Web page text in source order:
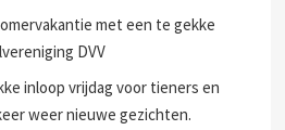
met een te gekke
DVV
inloop vrijdag voor tieners en
weer nieuwe gezichten.